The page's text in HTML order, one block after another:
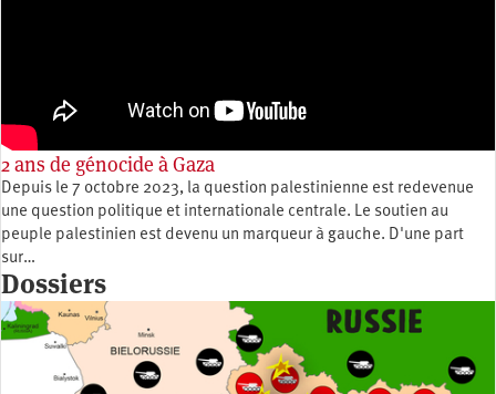
2 ans de génocide à Gaza
Depuis le 7 octobre 2023, la question palestinienne est redevenue
une question politique et internationale centrale. Le soutien au
peuple palestinien est devenu un marqueur à gauche. D'une part
sur…
Dossiers